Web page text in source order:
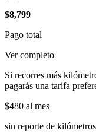
$8,799
Pago total
Ver completo
Si recorres más
pagarás una tarifa
$480 al mes
sin reporte de kilómetros